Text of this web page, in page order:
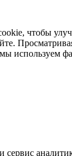
чтобы
мы используем
сервис